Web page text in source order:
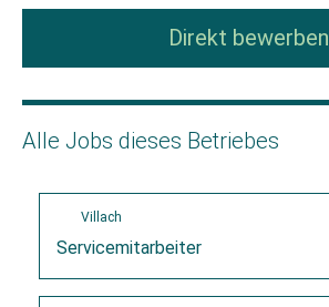
Direkt bewerben
Alle Jobs dieses Betriebes
Villach
Servicemitarbeiter